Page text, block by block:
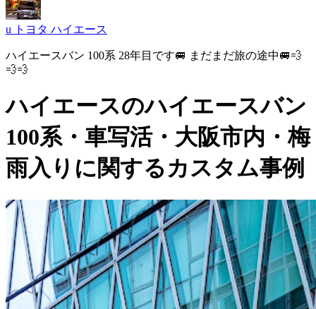
u トヨタ ハイエース
ハイエースバン 100系 28年目です🚐 まだまだ旅の途中🚐💨
💨💨
ハイエースのハイエースバン
100系・車写活・大阪市内・梅
雨入りに関するカスタム事例